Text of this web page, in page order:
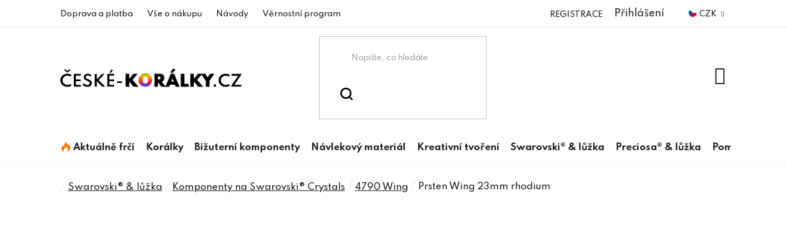
Doprava a platba Vše o nákupu Návody Věrnostní program CZK
Přihlášení
REGISTRACE
Aktuálně frčí Korálky Bižuterní komponenty Návlekový materiál Kreativní tvoření Swarovski® & lůžka Preciosa® & lůžka Pomůcky
Domů
Swarovski® & lůžka Komponenty na Swarovski® Crystals 4790 Wing Prsten Wing 23mm rhodium